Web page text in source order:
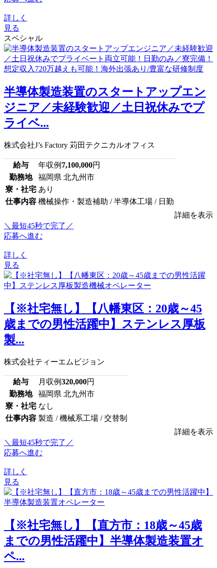
詳しく
見る
スペシャル
半導体製造装置のスタートアップエン
ジニア／未経験歓迎／土日祝休みでプ
ライベ...
株式会社J’s Factory 苅田テクニカルオフィス
給与 年収例 7,100,000円
勤務地
福岡県 北九州市
寮・社宅 あり
仕事内容 機械操作・製造補助 / 半導体工場 / 日勤
詳細を表示
＼最短45秒で完了／
応募へ進む
詳しく
見る
【※社宅無し】【八幡東区：20歳～45
歳までの男性活躍中】ステンレス厚板
製...
株式会社ティーエムビジョン
給与 月収例320,000円
勤務地
福岡県 北九州市
寮・社宅 なし
仕事内容 製造 / 機械系工場 / 交替制
詳細を表示
＼最短45秒で完了／
応募へ進む
詳しく
見る
【※社宅無し】【直方市：18歳～45歳
までの男性活躍中】半導体製造装置オ
ペ...